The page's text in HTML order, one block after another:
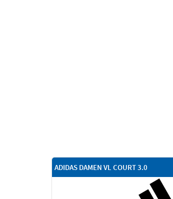
ADIDAS DAMEN VL COURT 3.0